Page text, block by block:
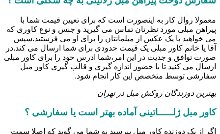
معمولا روال کار به اینصورت است که برای تعیین قیمت شما با
پیراهن مبلی مورد نظرتان تماس می گیرید و جنس و نوع کاوری که
می خواهید با یک عکس از مبلمانتان را برای او می فرستید.سپس
آقا یا خانم کاور مبلی یک قیمت حدودی برای شما ارسال می کند.در
صورت توافق و جدیت در این امر،شما ادرس خود را برای کاور مبلی
ارسال می کنید تا با حضور اندازه گیری و قالب گیری کاور مبل
سفارشی توسط متخصص این کار انجام شود.
بهترین دوزندگان روکش مبل در تهران
کاور مبل ژلـــــاتینی آماده بهتر است یا سفارشی ؟
اگر از یک دوزنده کاور مبل بپرسید به شما می گوید که اصلا سمت